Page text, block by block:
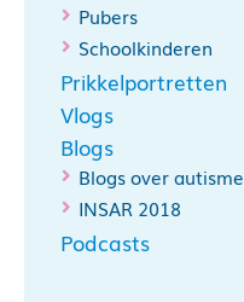
Pubers
Schoolkinderen
Prikkelportretten
Vlogs
Blogs
Blogs over autisme
INSAR 2018
Podcasts